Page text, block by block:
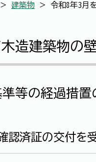
＞ 建築物 ＞ 令和8年3月
造建築物の
等の経過措置
認済証の交付を